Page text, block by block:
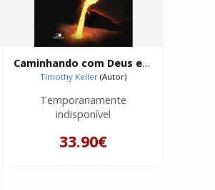
Caminhando com Deus em meio à dor e ao sofrimento
Timothy Keller (Autor)
Temporariamente
indisponível
33.90€